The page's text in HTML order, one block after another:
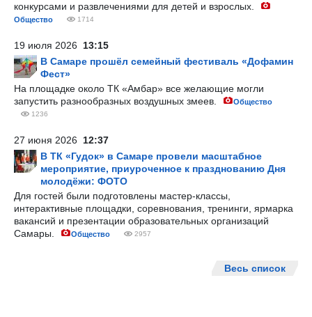
конкурсами и развлечениями для детей и взрослых.
Общество 1714
19 июля 2026 13:15
В Самаре прошёл семейный фестиваль «Дофамин
Фест»
На площадке около ТК «Амбар» все желающие могли
запустить разнообразных воздушных змеев.
Общество
1236
27 июня 2026 12:37
В ТК «Гудок» в Самаре провели масштабное
мероприятие, приуроченное к празднованию Дня
молодёжи: ФОТО
Для гостей были подготовлены мастер-классы,
интерактивные площадки, соревнования, тренинги, ярмарка
вакансий и презентации образовательных организаций
Самары.
Общество 2957
Весь список